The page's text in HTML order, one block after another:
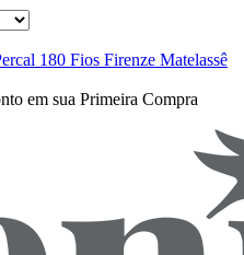
180 Fios Firenze Matelassê
em sua Primeira Compra